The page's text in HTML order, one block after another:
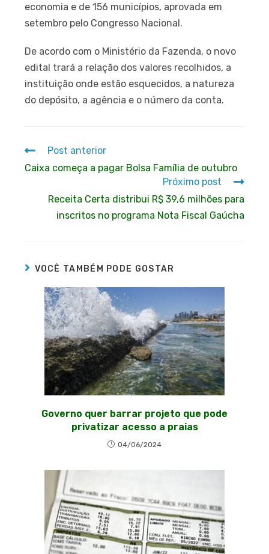
economia e de 156 municípios, aprovada em
setembro pelo Congresso Nacional.
De acordo com o Ministério da Fazenda, o novo
edital trará a relação dos valores recolhidos, a
instituição onde estão esquecidos, a natureza
do depósito, a agência e o número da conta.
Post anterior
Caixa começa a pagar Bolsa Família de outubro
Próximo post
Receita Certa distribui R$ 39,6 milhões para
inscritos no programa Nota Fiscal Gaúcha
VOCÊ TAMBÉM PODE GOSTAR
Governo quer barrar projeto que pode
privatizar acesso a praias
04/06/2024